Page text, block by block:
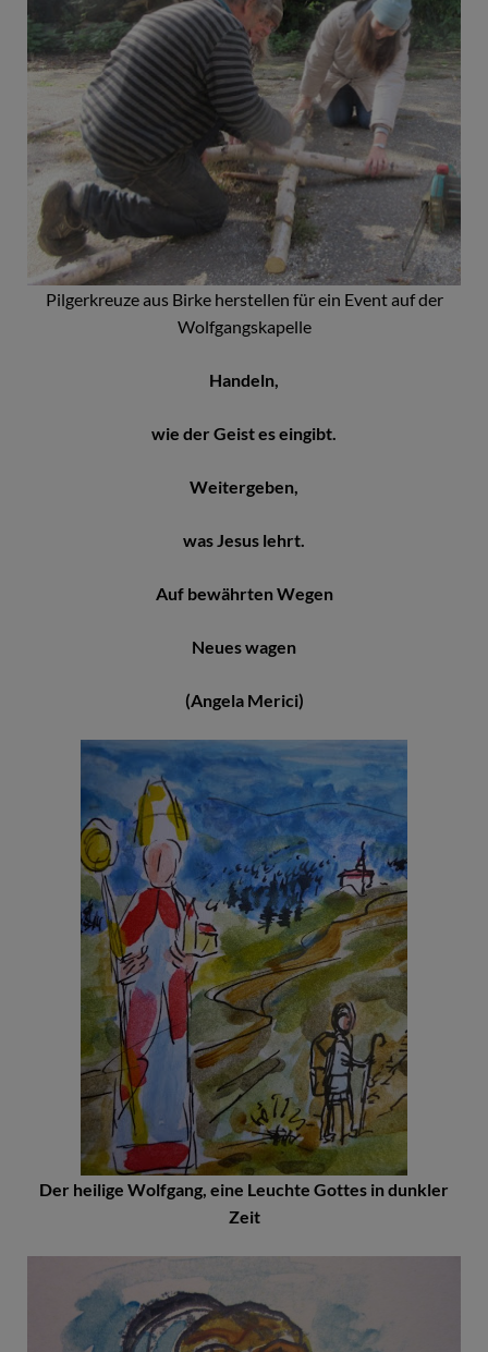
Pilgerkreuze aus Birke herstellen für ein Event auf der
Wolfgangskapelle
Handeln,
wie der Geist es eingibt.
Weitergeben,
was Jesus lehrt.
Auf bewährten Wegen
Neues wagen
(Angela Merici)
Der heilige Wolfgang, eine Leuchte Gottes in dunkler
Zeit